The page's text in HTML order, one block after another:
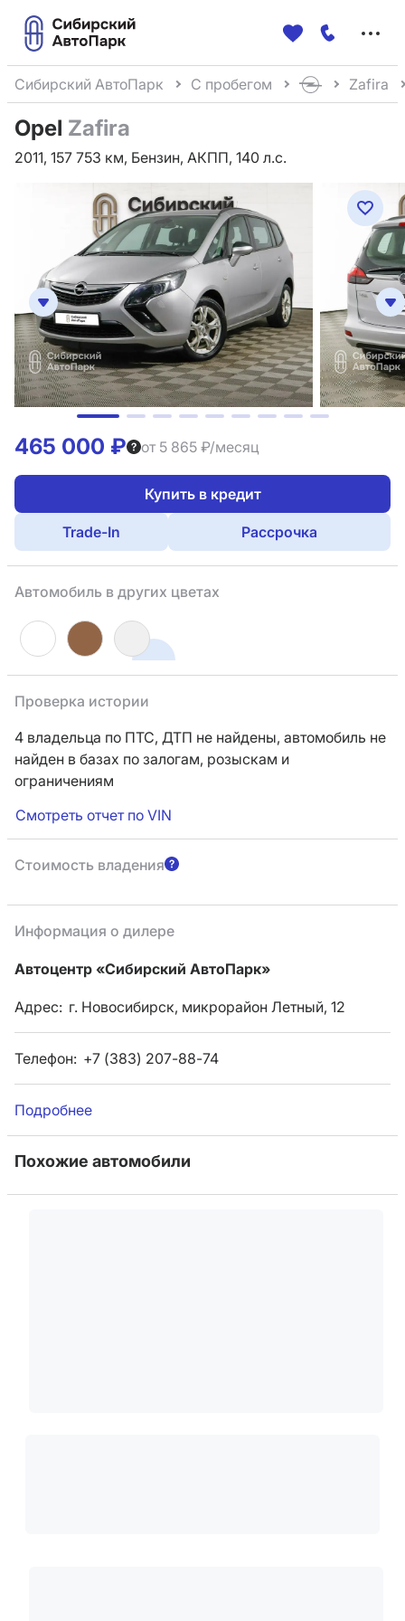
Сибирский АвтоПарк С пробегом Zafira
Opel Zafira
2011, 157 753 км, Бензин, АКПП, 140 л.с.
465 000 ₽ от 5 865 ₽/месяц
Купить в кредит
Trade-In Рассрочка
Автомобиль в других цветах
Проверка истории
4 владельца по ПТС, ДТП не найдены, автомобиль не
найден в базах по залогам, розыскам и
ограничениям
Смотреть отчет по VIN
Стоимость владения
Информация о дилере
Автоцентр «Сибирский АвтоПарк»
Адрес: г. Новосибирск, микрорайон Летный, 12
Телефон: +7 (383) 207-88-74
Подробнее
Похожие автомобили